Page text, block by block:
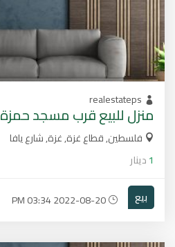
realestateps
منزل للبيع قرب مسجد حمزة
فلسطين, قطاع غزة, غزة, شارع يافا
1دينار
بيع